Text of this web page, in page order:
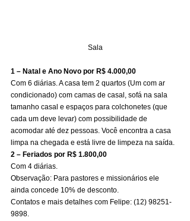
Sala
1 – Natal e Ano Novo por R$ 4.000,00
Com 6 diárias. A casa tem 2 quartos (Um com ar
condicionado) com camas de casal, sofá na sala
tamanho casal e espaços para colchonetes (que
cada um deve levar) com possibilidade de
acomodar até dez pessoas. Você encontra a casa
limpa na chegada e está livre de limpeza na saída.
2 – Feriados por R$ 1.800,00
Com 4 diárias.
Observação: Para pastores e missionários ele
ainda concede 10% de desconto.
Contatos e mais detalhes com Felipe: (12) 98251-
9898.